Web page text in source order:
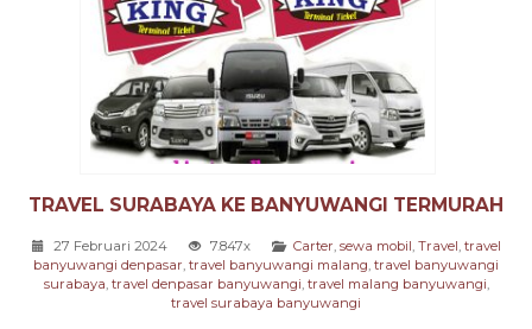
TRAVEL SURABAYA KE BANYUWANGI TERMURAH
27 Februari 2024 7.847x Carter, sewa mobil, Travel, travel
banyuwangi denpasar, travel banyuwangi malang, travel banyuwangi
surabaya, travel denpasar banyuwangi, travel malang banyuwangi,
travel surabaya banyuwangi